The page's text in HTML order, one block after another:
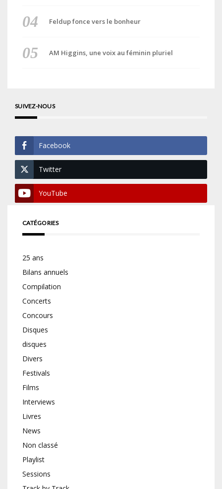
Feldup fonce vers le bonheur
AM Higgins, une voix au féminin pluriel
SUIVEZ-NOUS
Facebook
Twitter
YouTube
CATÉGORIES
25 ans
Bilans annuels
Compilation
Concerts
Concours
Disques
disques
Divers
Festivals
Films
Interviews
Livres
News
Non classé
Playlist
Sessions